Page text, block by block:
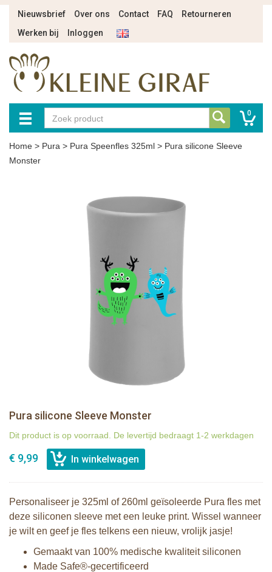
Nieuwsbrief Over ons Contact FAQ
Retourneren
Werken bij
Inloggen
0
Home > Pura > Pura Speenfles 325ml > Pura silicone Sleeve
Monster
Pura silicone Sleeve Monster
Dit product is op voorraad. De levertijd bedraagt 1-2 werkdagen
€ 9,99
Personaliseer je 325ml of 260ml geïsoleerde Pura fles met
deze siliconen sleeve met een leuke print. Wissel wanneer
je wilt en geef je fles telkens een nieuw, vrolijk jasje!
Gemaakt van 100% medische kwaliteit siliconen
Made Safe®-gecertificeerd